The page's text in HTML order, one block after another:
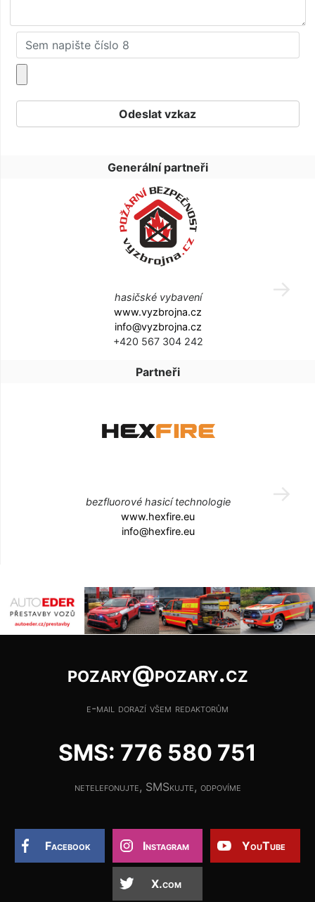
Generální partneři
hasičské vybavení
www.vyzbrojna.cz
info@vyzbrojna.cz
+420 567 304 242
Partneři
bezfluorové hasicí technologie
www.hexfire.eu
info@hexfire.eu
pozary@pozary.cz
e-mail dorazí všem redaktorům
SMS: 776 580 751
netelefonujte, SMSkujte, odpovíme
Facebook Instagram YouTube
X.com